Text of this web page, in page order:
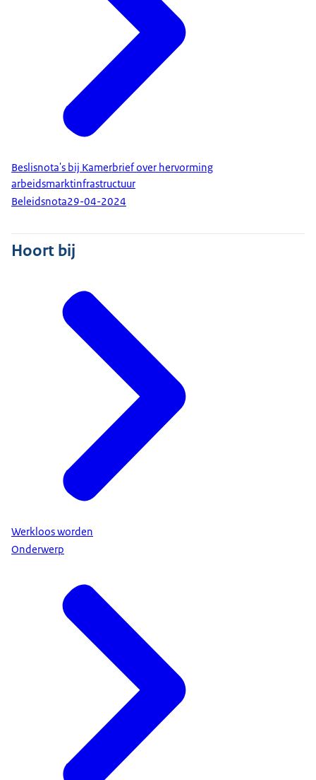
Beslisnota's bij Kamerbrief over hervorming
arbeidsmarktinfrastructuur
Beleidsnota29-04-2024
Hoort bij
Werkloos worden
Onderwerp